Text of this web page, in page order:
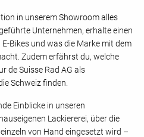
in unserem Showroom alles
Unternehmen, erhalte einen
Bikes und was die Marke mit dem
Zudem erfährst du, welche
de Suisse Rad AG als
Schweiz finden.
Einblicke in unseren
Lackiererei, über die
von Hand eingesetzt wird –